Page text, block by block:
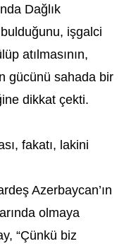
Dağlık
işgalci
atılmasının,
gücünü sahada bir
dikkat çekti.
fakatı, lakini
Azerbaycan’ın
olmaya
“Çünkü biz